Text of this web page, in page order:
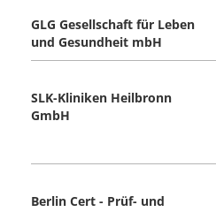
GLG Gesellschaft für Leben
und Gesundheit mbH
SLK-Kliniken Heilbronn
GmbH
Berlin Cert - Prüf- und